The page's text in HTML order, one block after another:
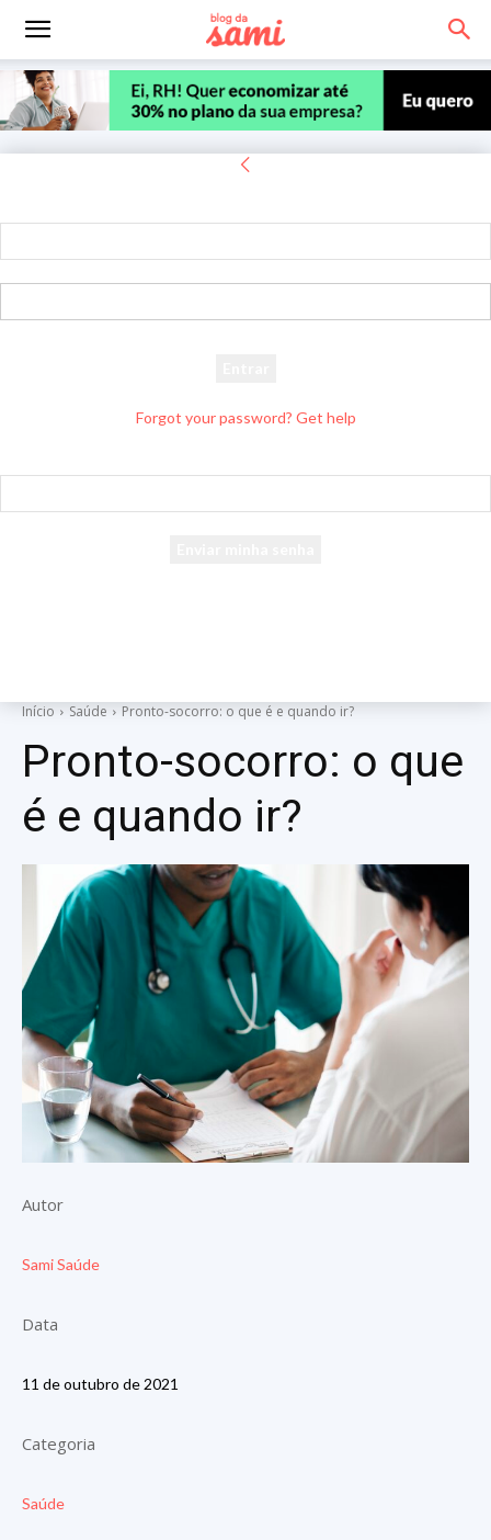
Forgot your password? Get help
Início Saúde Pronto-socorro: o que é e quando ir?
Pronto-socorro: o que
é e quando ir?
Autor
Sami Saúde
Data
11 de outubro de 2021
Categoria
Saúde